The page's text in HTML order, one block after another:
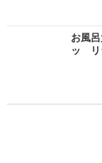
お風
ッ リ